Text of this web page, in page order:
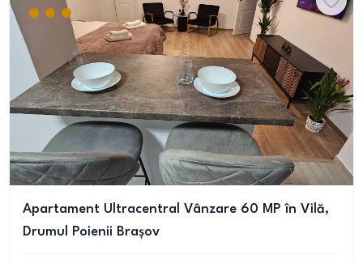
Apartament Ultracentral Vânzare 60 MP în Vilă,
Drumul Poienii Brașov